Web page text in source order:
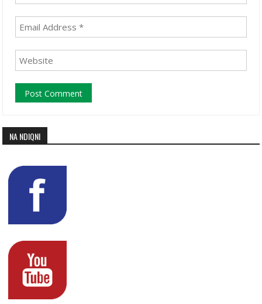
NA NDIQNI